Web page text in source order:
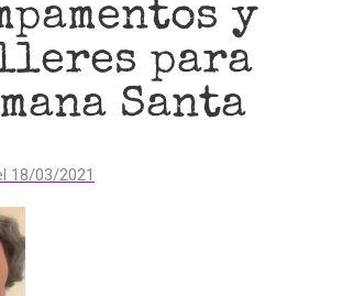
y
para
Santa
18/03/2021